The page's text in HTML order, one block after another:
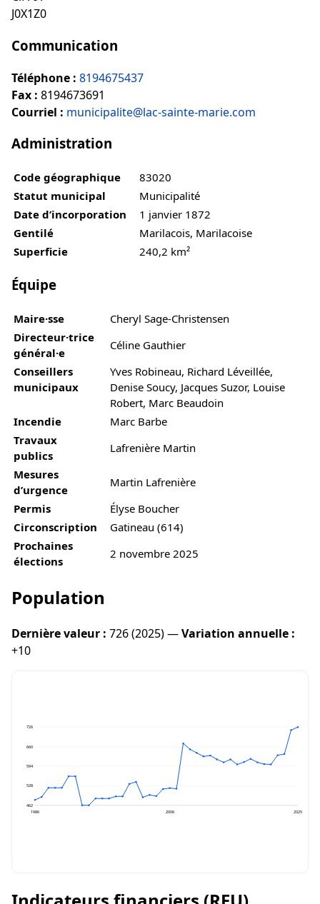
J0X1Z0
Communication
Téléphone : 8194675437
Fax : 8194673691
Courriel : municipalite@lac-sainte-marie.com
Administration
Code géographique
83020
Statut municipal
Municipalité
Date d’incorporation
1 janvier 1872
Gentilé
Marilacois, Marilacoise
Superficie
240,2 km²
Équipe
Maire·sse
Cheryl Sage-Christensen
Directeur·trice
général·e
Céline Gauthier
Conseillers
municipaux
Yves Robineau, Richard Léveillée,
Denise Soucy, Jacques Suzor, Louise
Robert, Marc Beaudoin
Incendie
Marc Barbe
Travaux
publics
Lafrenière Martin
Mesures
d’urgence
Martin Lafrenière
Permis
Élyse Boucher
Circonscription
Gatineau (614)
Prochaines
élections
2 novembre 2025
Population
Dernière valeur : 726 (2025) —Variation annuelle :
+10
726
660
594
528
462
1986
2006 2025